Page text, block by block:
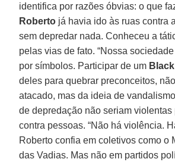
identifica por razões óbvias: o que
Roberto já havia ido às ruas contra
sem depredar nada. Conheceu a
pelas vias de fato. “Nossa
por símbolos. Participar de um
deles para quebrar preconceitos,
atacado, mas da ideia de
de depredação não seriam violentas
contra pessoas. “Não há violência.
Roberto confia em coletivos como o
das Vadias. Mas não em partidos